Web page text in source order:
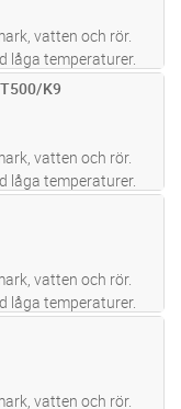
vatten och rör.
låga temperaturer.
K9
vatten och rör.
låga temperaturer.
vatten och rör.
låga temperaturer.
vatten och rör.